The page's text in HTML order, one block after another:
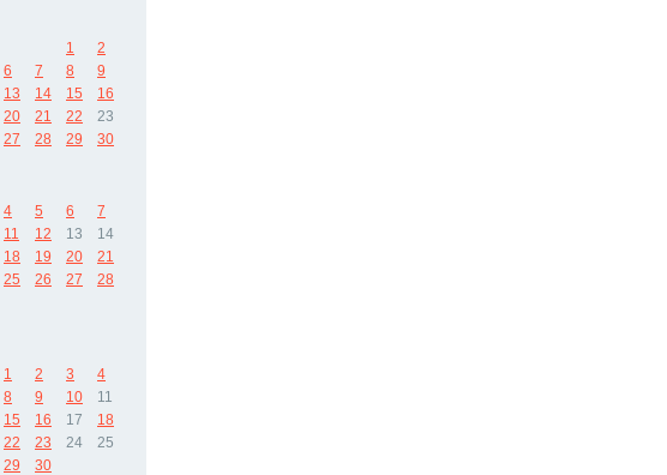
1
2
6 7 8
9
13 14 15
16
20 21 22
23
27 28 29 30
4 5 6
7
11 12 13
14
18 19 20
21
25 26 27
28
1 2 3
4
8 9 10
11
15 16 17
18
22 23 24
25
29 30